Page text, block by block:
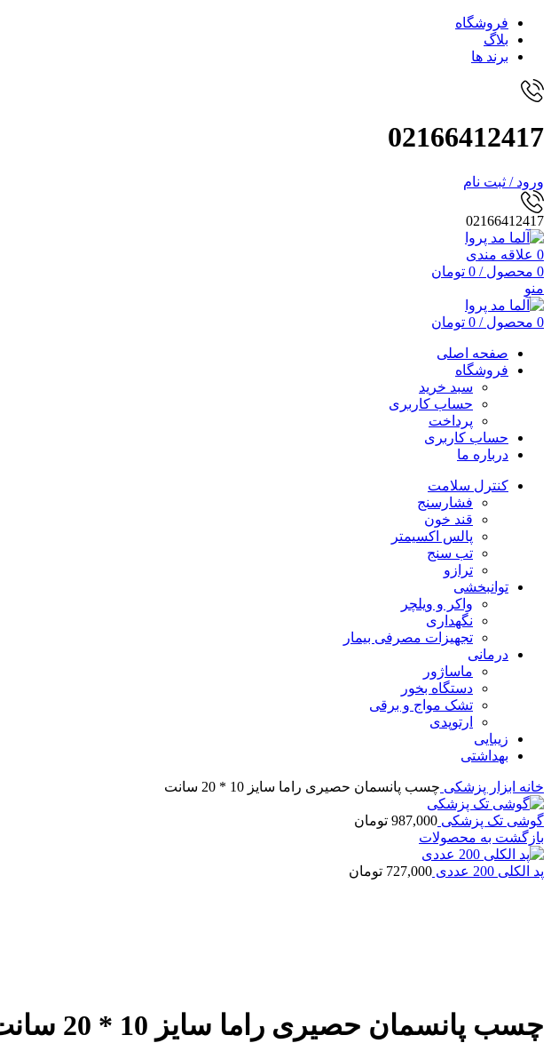
فروشگاه
بلاگ
برند ها
02166412417
ورود / ثبت نام
02166412417
0 علاقه مندی
0 محصول /
0 تومان
منو
0 محصول /
0 تومان
صفحه اصلی
فروشگاه
سبد خرید
حساب کاربری
پرداخت
حساب کاربری
درباره ما
کنترل سلامت
فشارسنج
قند خون
پالس اکسیمتر
تب سنج
ترازو
توانبخشی
واکر و ویلچر
نگهداری
تجهیزات مصرفی بیمار
درمانی
ماساژور
دستگاه بخور
تشک مواج و برقی
ارتوپدی
زیبایی
بهداشتی
خانه ابزار پزشکی چسب پانسمان حصیری راما سایز 10 * 20 سانت
گوشی تک پزشکی 987,000 تومان
بازگشت به محصولات
پد الکلی 200 عددی 727,000 تومان
چسب پانسمان حصیری راما سایز 10 * 20 سانت